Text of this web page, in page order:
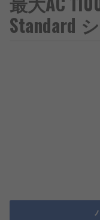
Standard